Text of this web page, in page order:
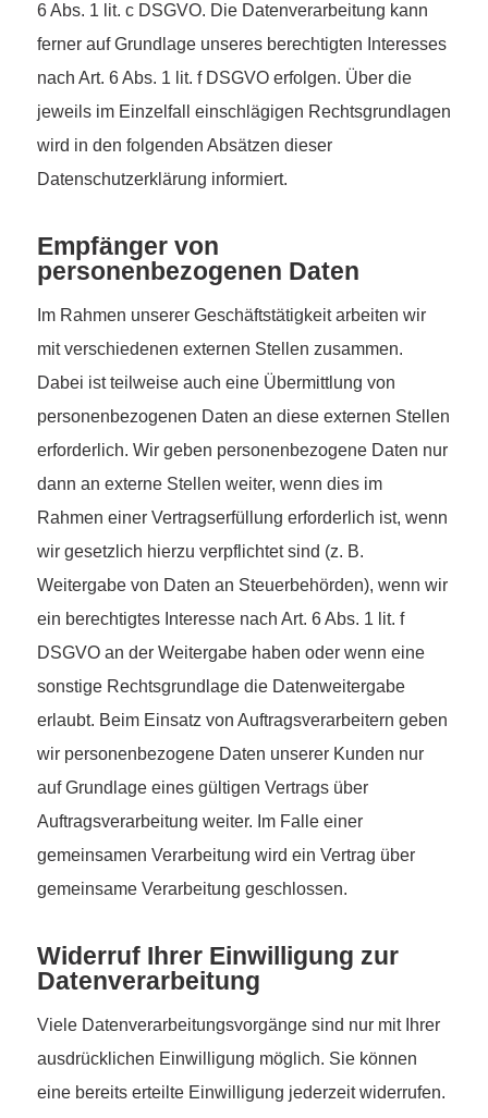
6 Abs. 1 lit. c DSGVO. Die Datenverarbeitung kann
ferner auf Grundlage unseres berechtigten Interesses
nach Art. 6 Abs. 1 lit. f DSGVO erfolgen. Über die
jeweils im Einzelfall einschlägigen Rechtsgrundlagen
wird in den folgenden Absätzen dieser
Datenschutzerklärung informiert.
Empfänger von
personenbezogenen Daten
Im Rahmen unserer Geschäftstätigkeit arbeiten wir
mit verschiedenen externen Stellen zusammen.
Dabei ist teilweise auch eine Übermittlung von
personenbezogenen Daten an diese externen Stellen
erforderlich. Wir geben personenbezogene Daten nur
dann an externe Stellen weiter, wenn dies im
Rahmen einer Vertragserfüllung erforderlich ist, wenn
wir gesetzlich hierzu verpflichtet sind (z. B.
Weitergabe von Daten an Steuerbehörden), wenn wir
ein berechtigtes Interesse nach Art. 6 Abs. 1 lit. f
DSGVO an der Weitergabe haben oder wenn eine
sonstige Rechtsgrundlage die Datenweitergabe
erlaubt. Beim Einsatz von Auftragsverarbeitern geben
wir personenbezogene Daten unserer Kunden nur
auf Grundlage eines gültigen Vertrags über
Auftragsverarbeitung weiter. Im Falle einer
gemeinsamen Verarbeitung wird ein Vertrag über
gemeinsame Verarbeitung geschlossen.
Widerruf Ihrer Einwilligung zur
Datenverarbeitung
Viele Datenverarbeitungsvorgänge sind nur mit Ihrer
ausdrücklichen Einwilligung möglich. Sie können
eine bereits erteilte Einwilligung jederzeit widerrufen.